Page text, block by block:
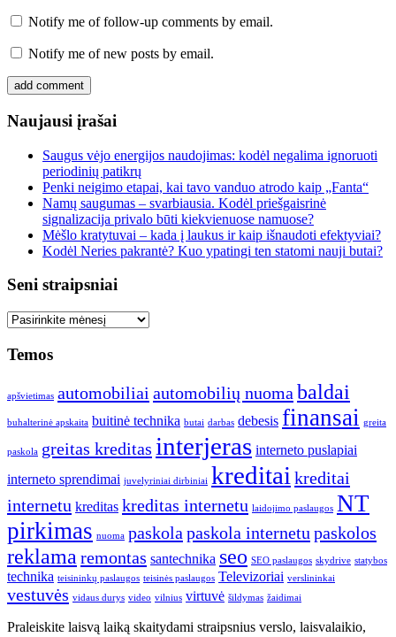
Notify me of follow-up comments by email.
Notify me of new posts by email.
Naujausi įrašai
Saugus vėjo energijos naudojimas: kodėl negalima ignoruoti
periodinių patikrų
Penki neigimo etapai, kai tavo vanduo atrodo kaip „Fanta“
Namų saugumas – svarbiausia. Kodėl priešgaisrinė
signalizacija privalo būti kiekvienuose namuose?
Mėšlo kratytuvai – kada į laukus ir kaip išnaudoti efektyviai?
Kodėl Neries pakrantė? Kuo ypatingi ten statomi nauji butai?
Seni straipsniai
Seni
Temos
apšvietimas automobiliai automobilių nuomabaldai
buhalterinė apskaita buitinė technika butai darbas debesis finansai greita
paskola greitas kreditas interjeras interneto puslapiai
interneto sprendimai juvelyriniai dirbiniai kreditaikreditai
internetu kreditas kreditas internetu laidojimo paslaugos NT
pirkimas nuoma paskolapaskola internetupaskolos
reklamaremontas santechnika seo SEO paslaugos skydrive statybos
technika teisininkų paslaugos teisinės paslaugos Televizoriai verslininkai
vestuvės vidaus durys video vilnius virtuvė šildymas žaidimai
Praleiskite laisvą laiką skaitydami straipsnius verslo, laisvalaikio,